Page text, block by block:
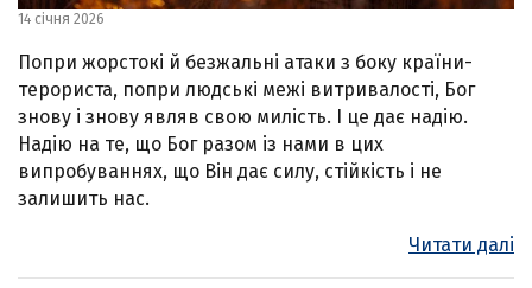
14 січня 2026
Попри жорстокі й безжальні атаки з боку країни-
терориста, попри людські межі витривалості, Бог
знову і знову являв свою милість. І це дає надію.
Надію на те, що Бог разом із нами в цих
випробуваннях, що Він дає силу, стійкість і не
залишить нас.
Читати далі